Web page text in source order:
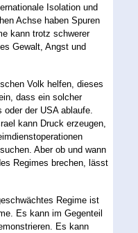
Isolation und
Achse haben Spuren
kann trotz schwerer
Gewalt, Angst und
Volk helfen, dieses
dass ein solcher
der USA ablaufe.
kann Druck erzeugen,
Aber ob und wann
Regimes brechen, lässt
Regime ist
Es kann im Gegenteil
Es kann